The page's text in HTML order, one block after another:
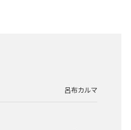
呂布カルマ